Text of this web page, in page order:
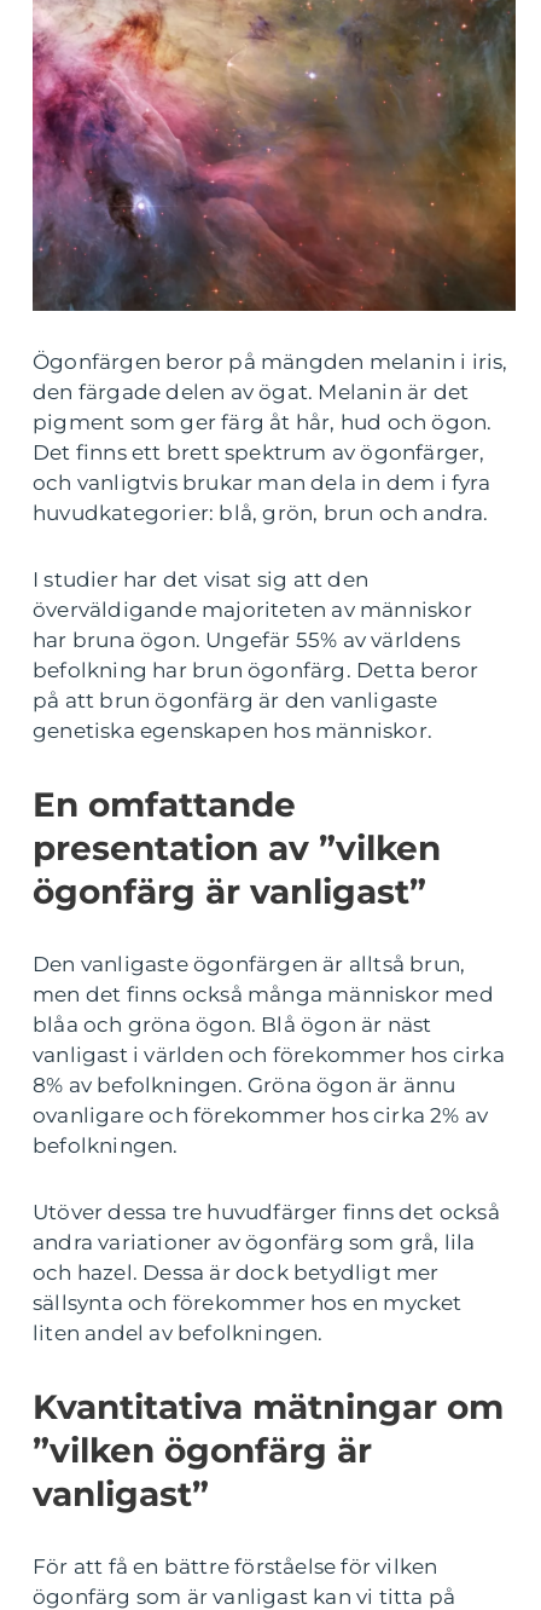
Ögonfärgen beror på mängden melanin i iris,
den färgade delen av ögat. Melanin är det
pigment som ger färg åt hår, hud och ögon.
Det finns ett brett spektrum av ögonfärger,
och vanligtvis brukar man dela in dem i fyra
huvudkategorier: blå, grön, brun och andra.
I studier har det visat sig att den
överväldigande majoriteten av människor
har bruna ögon. Ungefär 55% av världens
befolkning har brun ögonfärg. Detta beror
på att brun ögonfärg är den vanligaste
genetiska egenskapen hos människor.
En omfattande
presentation av ”vilken
ögonfärg är vanligast”
Den vanligaste ögonfärgen är alltså brun,
men det finns också många människor med
blåa och gröna ögon. Blå ögon är näst
vanligast i världen och förekommer hos cirka
8% av befolkningen. Gröna ögon är ännu
ovanligare och förekommer hos cirka 2% av
befolkningen.
Utöver dessa tre huvudfärger finns det också
andra variationer av ögonfärg som grå, lila
och hazel. Dessa är dock betydligt mer
sällsynta och förekommer hos en mycket
liten andel av befolkningen.
Kvantitativa mätningar om
”vilken ögonfärg är
vanligast”
För att få en bättre förståelse för vilken
ögonfärg som är vanligast kan vi titta på